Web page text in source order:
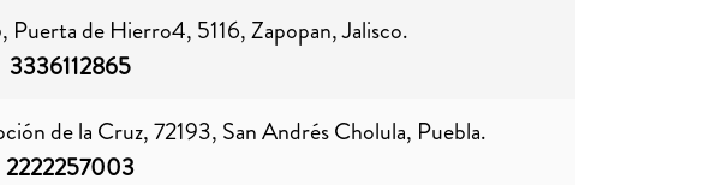
de Hierro4, 5116, Zapopan, Jalisco.
3336112865
de la Cruz, 72193, San Andrés Cholula, Puebla.
2222257003